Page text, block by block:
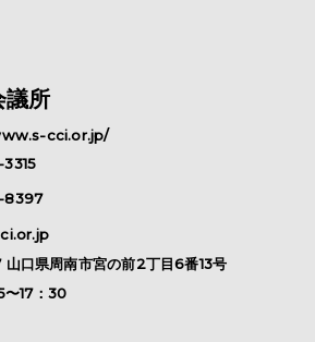
議所
cci.or.jp/
8397
山口県周南市宮の前2丁目6番13号
17：30